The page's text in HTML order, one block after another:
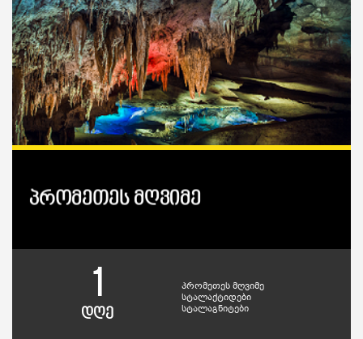
პრომეთეს მღვიმე
1
დღე
პრომეთეს მღვიმე
სტალაქტიდები
სტალაგნიტები